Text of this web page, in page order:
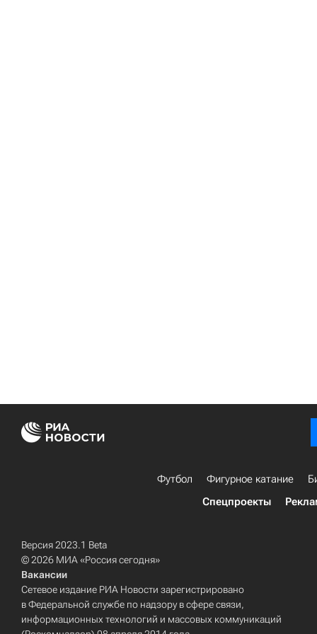
Футбол Фигурное катание
Спецпроекты
Версия 2023.1 Beta
© 2026 МИА «Россия сегодня»
Вакансии
Сетевое издание РИА Новости зарегистрировано
в Федеральной службе по надзору в сфере связи,
информационных технологий и массовых коммуникаций